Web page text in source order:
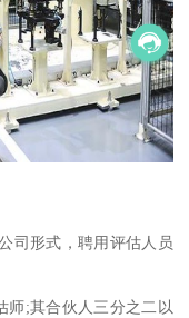
司形式，聘用评估人员
师;其合伙人三分之二以